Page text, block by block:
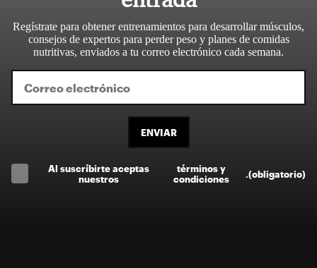
Regístrate para obtener entrenamientos para desarrollar músculos,
consejos de expertos para perder peso y planes de comidas
nutritivas, enviados a tu correo electrónico cada semana.
ENVIAR
Al suscríbirte aceptas
nuestros
términos y
condiciones
(obligatorio)